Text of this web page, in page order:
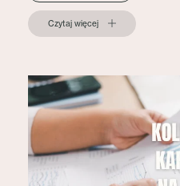
Czytaj więcej